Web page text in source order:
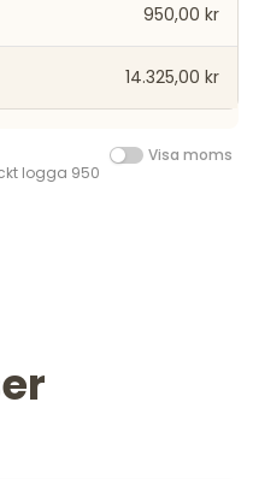
950,00 kr
14.325,00 kr
logga 950
Visa moms